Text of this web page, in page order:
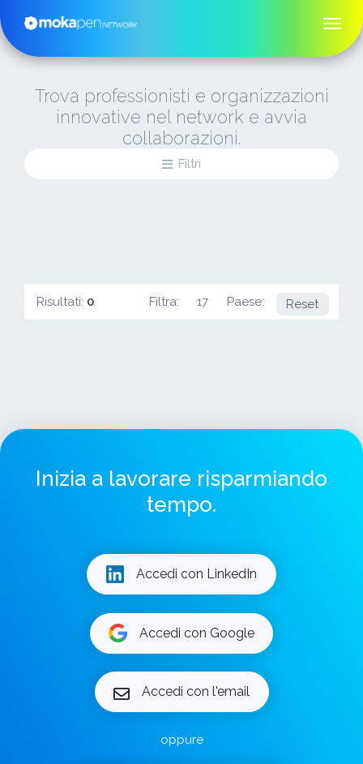
Trova professionisti e organizzazioni
innovative nel network e avvia
collaborazioni.
Filtri
Risultati: 0 Filtra: 17 Paese: PL
Reset
Inizia a lavorare risparmiando
tempo.
Accedi con LinkedIn
Accedi con Google
Accedi con l'email
oppure